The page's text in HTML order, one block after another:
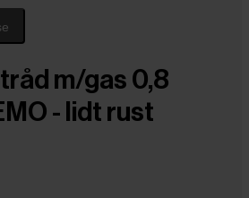
m/gas 0,8
- lidt rust